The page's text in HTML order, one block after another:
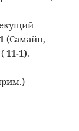
(Самайн,
(11-1).